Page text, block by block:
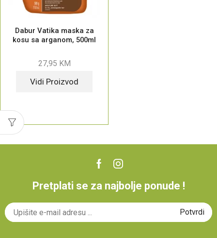
Dabur Vatika maska za
kosu sa arganom, 500ml
27,95 KM
Vidi Proizvod
Pretplati se za najbolje ponude !